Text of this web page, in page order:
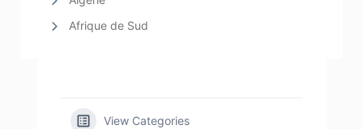
Afrique de Sud
View Categories